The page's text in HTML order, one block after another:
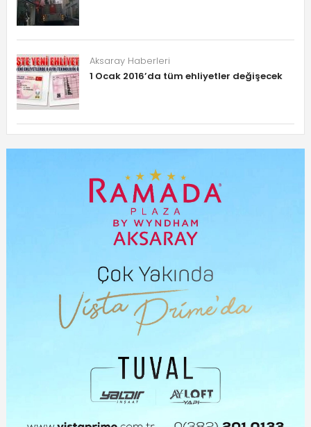
Aksaray Haberleri
1 Ocak 2016’da tüm ehliyetler değişecek